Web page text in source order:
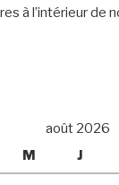
à l’intérieur de
août 2026
M J